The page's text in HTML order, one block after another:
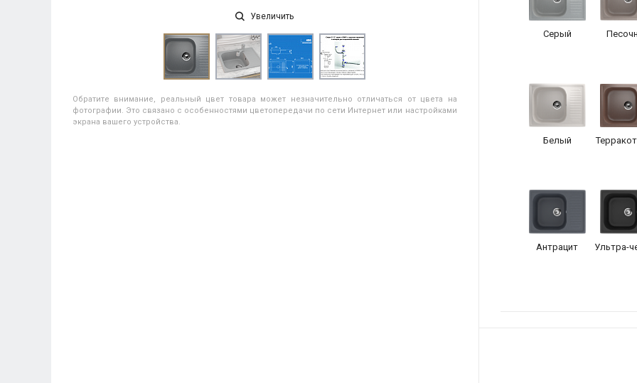
Увеличить
Обратите внимание, реальный цвет товара может незначительно отличаться от цвета на
фотографии. Это связано с особенностями цветопередачи по сети Интернет или настройками
экрана вашего устройства.
Серый
Белый
Антрацит Ультра-